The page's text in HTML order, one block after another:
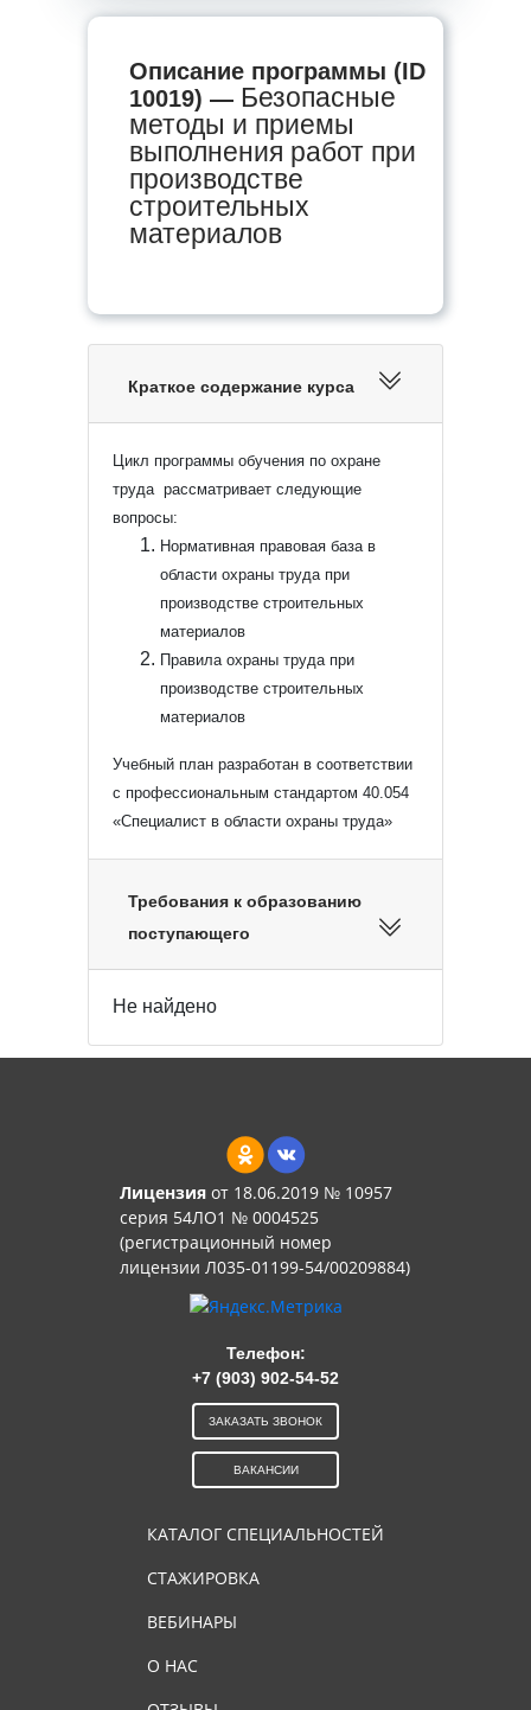
Описание программы (ID
10019) — Безопасные
методы и приемы
выполнения работ при
производстве
строительных
материалов
Краткое содержание курса
Цикл программы обучения по охране
труда рассматривает следующие
вопросы:
Нормативная правовая база в
области охраны труда при
производстве строительных
материалов
Правила охраны труда при
производстве строительных
материалов
Учебный план разработан в соответствии
с профессиональным стандартом 40.054
«Специалист в области охраны труда»
Требования к образованию
поступающего
Не найдено
Лицензияот 18.06.2019 № 10957
серия 54ЛО1 № 0004525
(регистрационный номер
лицензии Л035-01199-54/00209884)
КАТАЛОГ СПЕЦИАЛЬНОСТЕЙ
СТАЖИРОВКА
ВЕБИНАРЫ
О НАС
Телефон:
+7 (903) 902-54-52
ЗАКАЗАТЬ ЗВОНОК
ВАКАНСИИ